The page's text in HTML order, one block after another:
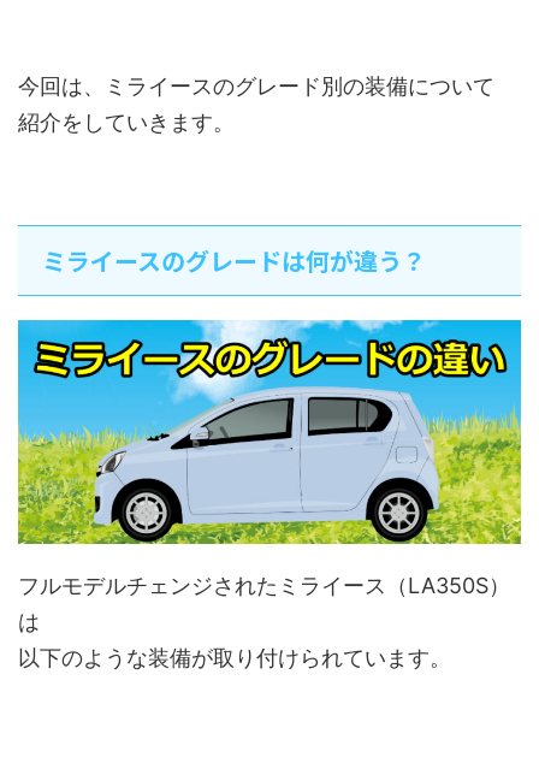
今回は、ミライースのグレード別の装備について
紹介をしていきます。
ミライースのグレードは何が違う？
フルモデルチェンジされたミライース（LA350S）
は
以下のような装備が取り付けられています。